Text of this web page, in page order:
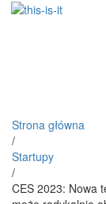
Strona główna
/
Startupy
/
CES 2023: Nowa